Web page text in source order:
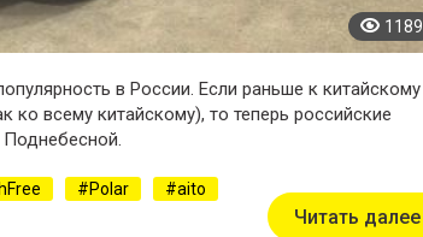
1189
в России. Если раньше к китайскому
ко всему китайскому), то теперь российские
Polar aito
Читать далее